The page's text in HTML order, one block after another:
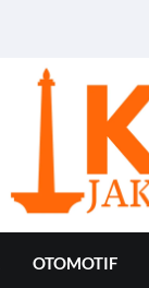
OTOMOTIF